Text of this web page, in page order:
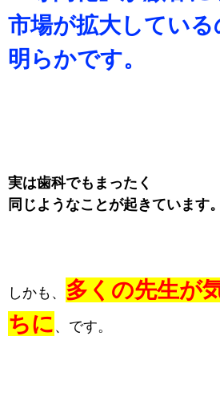
市場が拡大している
明らかです。
実は歯科でもまったく
同じようなことが起きています。
しかも、 多くの先生が
ちに 、です。